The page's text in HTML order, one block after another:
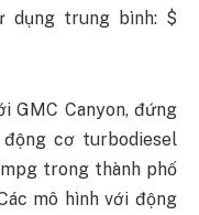
dụng trung bình: $
GMC Canyon, đứng
động cơ turbodiesel
trong thành phố
mô hình với động